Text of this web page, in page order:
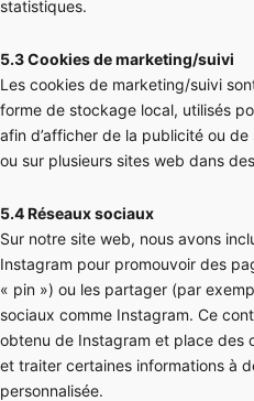
statistiques.
5.3 Cookies de marketing/suivi
Les cookies de marketing/suivi
forme de stockage local, utilisés
afin d’afficher de la publicité ou
ou sur plusieurs sites web dans
5.4 Réseaux sociaux
Sur notre site web, nous avons
Instagram pour promouvoir des
« pin ») ou les partager (par
sociaux comme Instagram. Ce
obtenu de Instagram et place des
et traiter certaines informations à
personnalisée.